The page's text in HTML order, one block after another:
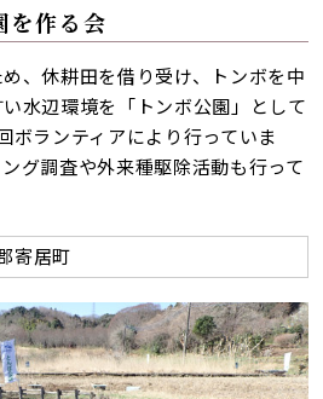
を作る会
、休耕田を借り受け、トンボを中
水辺環境を「トンボ公園」として
ボランティアにより行っていま
グ調査や外来種駆除活動も行って
寄居町